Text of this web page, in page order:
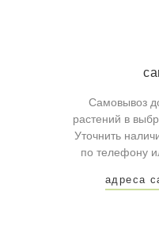
Самовывоз
растений в
Уточнить
по телефону
адреса